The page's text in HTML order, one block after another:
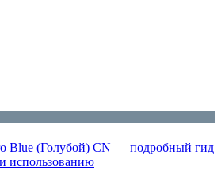
Blue (Голубой) CN — подробный гид
использованию